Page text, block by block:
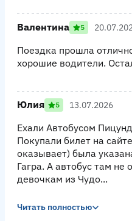
Валентина 5
Поездка прошла
хорошие водители.
Юлия 5 13.07.2026
Ехали Автобусом
Покупали билет на
оказывает) была
Гагра. А автобус там не
девочкам из Чудо...
Читать полностью